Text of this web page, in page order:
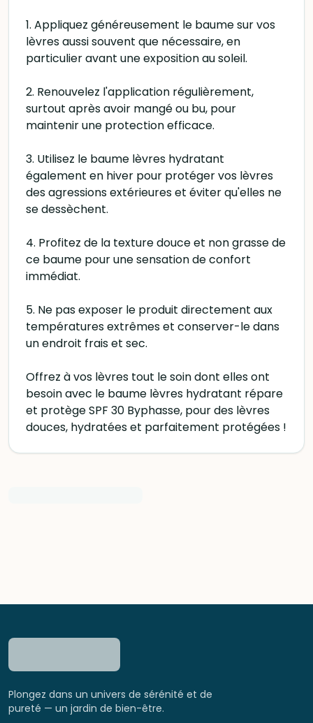
1. Appliquez généreusement le baume sur vos
lèvres aussi souvent que nécessaire, en
particulier avant une exposition au soleil.
2. Renouvelez l'application régulièrement,
surtout après avoir mangé ou bu, pour
maintenir une protection efficace.
3. Utilisez le baume lèvres hydratant
également en hiver pour protéger vos lèvres
des agressions extérieures et éviter qu'elles ne
se dessèchent.
4. Profitez de la texture douce et non grasse de
ce baume pour une sensation de confort
immédiat.
5. Ne pas exposer le produit directement aux
températures extrêmes et conserver-le dans
un endroit frais et sec.
Offrez à vos lèvres tout le soin dont elles ont
besoin avec le baume lèvres hydratant répare
et protège SPF 30 Byphasse, pour des lèvres
douces, hydratées et parfaitement protégées !
Plongez dans un univers de sérénité et de
pureté — un jardin de bien-être.